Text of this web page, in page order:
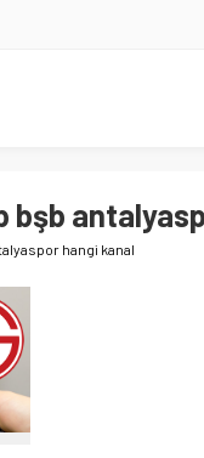
bşb
hangi kanal